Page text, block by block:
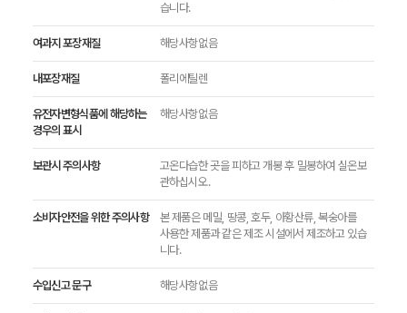
습니다.
여과지 포장재질 해당사항없음
내포장재질 폴리에틸렌
유전자변형식품에 해당하는
경우의 표시
해당사항없음
보관시 주의사항
고온다습한 곳을 피하고 개봉 후 밀봉하여 실온보
관하십시오.
소비자안전을 위한 주의사항
본 제품은 메밀, 땅콩, 호두, 아황산류, 복숭아를
사용한 제품과 같은 제조 시설에서 제조하고 있습
니다.
수입신고 문구 해당사항없음